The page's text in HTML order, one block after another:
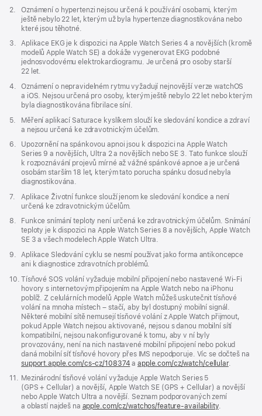
v novém
okně)
Poznámka
2.
Oznámení o hypertenzi nejsou určená k používání osobami, kterým
ještě nebylo 22 let, kterým už byla hypertenze diagnostikována nebo
které jsou těhotné.
Poznámka
3.
Aplikace EKG je k dispozici na Apple Watch Series 4 a novějších (kromě
modelů Apple Watch SE) a dokáže vygenerovat EKG podobné
jednosvodovému elektrokardiogramu. Je určená pro osoby starší
22 let.
Poznámka
4.
Oznámení o nepravidelném rytmu vyžadují nejnovější verze watchOS
a iOS. Nejsou určená pro osoby, kterým ještě nebylo 22 let nebo kterým
byla diagnostikována fibrilace síní.
Poznámka
5.
Měření aplikací Saturace kyslíkem slouží ke sledování kondice a zdraví
a nejsou určená ke zdravotnickým účelům.
Poznámka
6.
Upozornění na spánkovou apnoi jsou k dispozici na Apple Watch
Series 9 a novějších, Ultra 2 a novějších nebo SE 3. Tato funkce slouží
k rozpoznávání projevů mírné až vážné spánkové apnoe a je určená
osobám starším 18 let, kterým tato porucha spánku dosud nebyla
diagnostikována.
Poznámka
7.
Aplikace Životní funkce slouží jenom ke sledování kondice a není
určená ke zdravotnickým účelům.
Poznámka
8.
Funkce snímání teploty není určená ke zdravotnickým účelům. Snímání
teploty je k dispozici na Apple Watch Series 8 a novějších, Apple Watch
SE 3 a všech modelech Apple Watch Ultra.
Poznámka
9.
Aplikace Sledování cyklu se nesmí používat jako forma antikoncepce
ani k diagnostice zdravotních problémů.
Poznámka
10. Tísňové SOS volání vyžaduje mobilní připojení nebo nastavené Wi‑Fi
hovory s internetovým připojením na Apple Watch nebo na iPhonu
poblíž. Z celulárních modelů Apple Watch můžeš uskutečnit tísňové
volání na mnoha místech – stačí, aby byl dostupný mobilní signál.
Některé mobilní sítě nemusejí tísňové volání z Apple Watch přijmout,
pokud Apple Watch nejsou aktivované, nejsou s danou mobilní sítí
kompatibilní, nejsou nakonfigurované k tomu, aby v ní byly
provozovány, není na nich nastavené mobilní připojení nebo pokud
daná mobilní síť tísňové hovory přes IMS nepodporuje. Víc se dočteš na
support.apple.com/cs-cz/108374 (Otevře
v novém
okně)
aapple.com/cz/watch/cellular.
Poznámka
11. Mezinárodní tísňové volání vyžaduje Apple Watch Series 5
(GPS + Cellular) a novější, Apple Watch SE (GPS + Cellular) a novější
nebo Apple Watch Ultra a novější. Seznam podporovaných zemí
a oblastí najdeš na apple.com/cz/watchos/feature-availability.